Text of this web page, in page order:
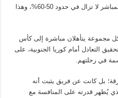
بشكل كبير. فرصهم في التأهل المباشر لا تزال في حدود 50-60%، وهذا
كل مجموعة يتأهلان مباشرة إلى كأس
التعادل أمام كوريا الجنوبية، على
في رحلتهم.
بل كانت عن فريق يثبت أنه
يُظهر قدرته على المنافسة مع